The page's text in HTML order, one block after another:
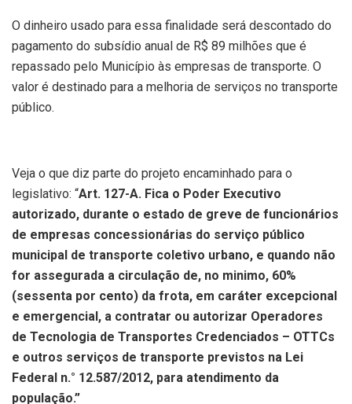
O dinheiro usado para essa finalidade será descontado do
pagamento do subsídio anual de R$ 89 milhões que é
repassado pelo Município às empresas de transporte. O
valor é destinado para a melhoria de serviços no transporte
público.
Veja o que diz parte do projeto encaminhado para o
legislativo: “Art. 127-A. Fica o Poder Executivo
autorizado, durante o estado de greve de funcionários
de empresas concessionárias do serviço público
municipal de transporte coletivo urbano, e quando não
for assegurada a circulação de, no minimo, 60%
(sessenta por cento) da frota, em caráter excepcional
e emergencial, a contratar ou autorizar Operadores
de Tecnologia de Transportes Credenciados – OTTCs
e outros serviços de transporte previstos na Lei
Federal n.° 12.587/2012, para atendimento da
população.”